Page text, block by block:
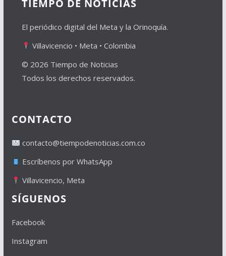
TIEMPO DE NOTICIAS
El periódico digital del Meta y la Orinoquía.
Villavicencio • Meta • Colombia
© 2026 Tiempo de Noticias
Todos los derechos reservados.
CONTACTO
contacto@tiempodenoticias.com.co
Escríbenos por WhatsApp
Villavicencio, Meta
SÍGUENOS
Facebook
Instagram